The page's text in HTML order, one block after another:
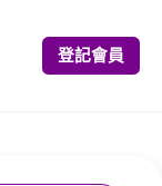
登記會員